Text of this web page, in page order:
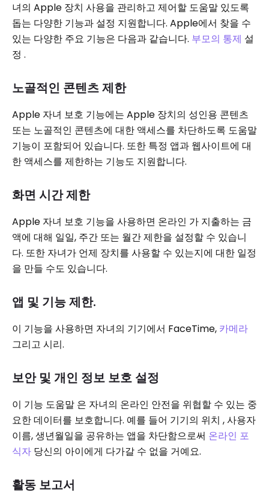
녀의 Apple 장치 사용을 관리하고 제어할 도움말 있도록
돕는 다양한 기능과 설정 지원합니다. Apple에서 찾을 수
있는 다양한 주요 기능은 다음과 같습니다. 부모의 통제 설
정 .
노골적인 콘텐츠 제한
Apple 자녀 보호 기능에는 Apple 장치의 성인용 콘텐츠
또는 노골적인 콘텐츠에 대한 액세스를 차단하도록 도움말
기능이 포함되어 있습니다. 또한 특정 앱과 웹사이트에 대
한 액세스를 제한하는 기능도 지원합니다.
화면 시간 제한
Apple 자녀 보호 기능을 사용하면 온라인 가 지출하는 금
액에 대해 일일, 주간 또는 월간 제한을 설정할 수 있습니
다. 또한 자녀가 언제 장치를 사용할 수 있는지에 대한 일정
을 만들 수도 있습니다.
앱 및 기능 제한.
이 기능을 사용하면 자녀의 기기에서 FaceTime, 카메라
그리고 시리.
보안 및 개인 정보 보호 설정
이 기능 도움말 은 자녀의 온라인 안전을 위협할 수 있는 중
요한 데이터를 보호합니다. 예를 들어 기기의 위치 , 사용자
이름, 생년월일을 공유하는 앱을 차단함으로써 온라인 포
식자 당신의 아이에게 다가갈 수 없을 거예요.
활동 보고서